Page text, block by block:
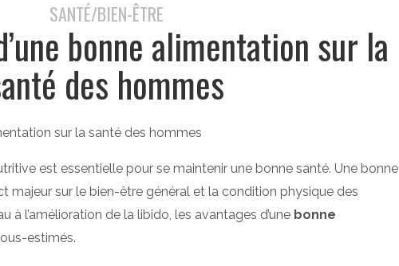
SANTÉ/BIEN-ÊTRE
bonne alimentation sur la
des hommes
est essentielle pour se maintenir une bonne santé. Une bonne
majeur sur le bien-être général et la condition physique des
à l’amélioration de la libido, les avantages d’une bonne
estimés.